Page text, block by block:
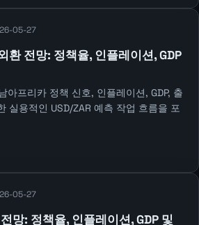
05-27
환 전망: 정책율, 인플레이션, GDP
아프리카 정책 신호, 인플레이션, GDP, 출
실용적인 USD/ZAR 예측 작업 흐름을 포
05-27
망: 정책율, 인플레이션, GDP 및